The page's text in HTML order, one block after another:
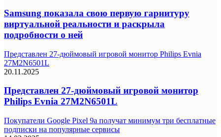
Samsung показала свою первую гарнитуру
виртуальной реальности и раскрыла
подробности о ней
Представлен 27-дюймовый игровой монитор Philips Evnia
27M2N6501L
20.11.2025
Представлен 27-дюймовый игровой монитор
Philips Evnia 27M2N6501L
Покупатели Google Pixel 9a получат минимум три бесплатные
подписки на популярные сервисы